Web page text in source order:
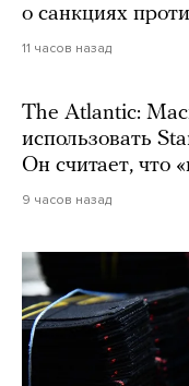
о санкциях
11 часов назад
The Atlantic:
использовать
Он считает, что
9 часов назад